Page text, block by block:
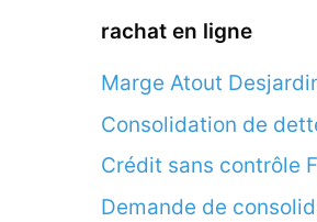
rachat en ligne
Marge Atout
Consolidation de
Crédit sans contrôle
Demande de